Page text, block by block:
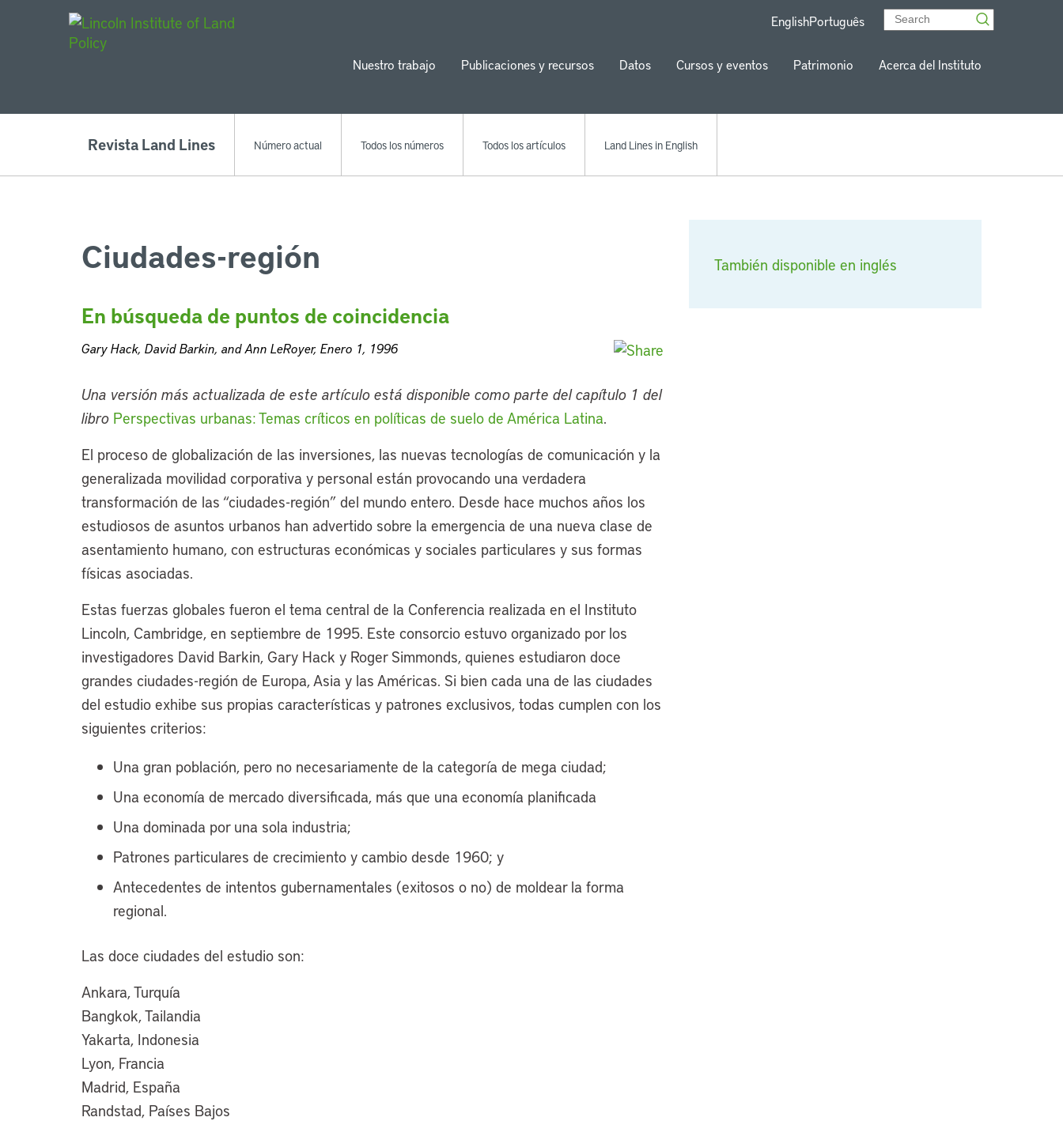
EnglishPortuguês
Nuestro trabajo Publicaciones y recursos Datos Cursos y eventos Patrimonio Acerca del Instituto
Revista Land Lines Número actual Todos los números Todos los artículos Land Lines in English
También disponible en inglés
Ciudades-región
En búsqueda de puntos de coincidencia
Gary Hack, David Barkin, and Ann LeRoyer, Enero 1, 1996
Una versión más actualizada de este artículo está disponible como parte del capítulo 1 del
libro Perspectivas urbanas: Temas críticos en políticas de suelo de América Latina.
El proceso de globalización de las inversiones, las nuevas tecnologías de comunicación y la
generalizada movilidad corporativa y personal están provocando una verdadera
transformación de las “ciudades-región” del mundo entero. Desde hace muchos años los
estudiosos de asuntos urbanos han advertido sobre la emergencia de una nueva clase de
asentamiento humano, con estructuras económicas y sociales particulares y sus formas
físicas asociadas.
Estas fuerzas globales fueron el tema central de la Conferencia realizada en el Instituto
Lincoln, Cambridge, en septiembre de 1995. Este consorcio estuvo organizado por los
investigadores David Barkin, Gary Hack y Roger Simmonds, quienes estudiaron doce
grandes ciudades-región de Europa, Asia y las Américas. Si bien cada una de las ciudades
del estudio exhibe sus propias características y patrones exclusivos, todas cumplen con los
siguientes criterios:
Una gran población, pero no necesariamente de la categoría de mega ciudad;
Una economía de mercado diversificada, más que una economía planificada
Una dominada por una sola industria;
Patrones particulares de crecimiento y cambio desde 1960; y
Antecedentes de intentos gubernamentales (exitosos o no) de moldear la forma
regional.
Las doce ciudades del estudio son:
Ankara, Turquía
Bangkok, Tailandia
Yakarta, Indonesia
Lyon, Francia
Madrid, España
Randstad, Países Bajos